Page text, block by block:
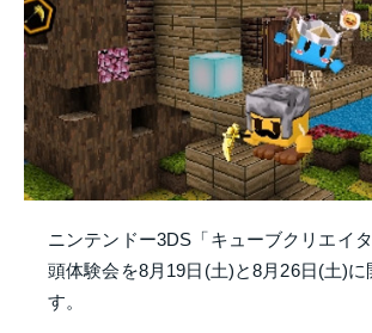
ニンテンドー3DS「キューブクリエイ
頭体験会を8月19日(土)と8月26日(土)に
す。